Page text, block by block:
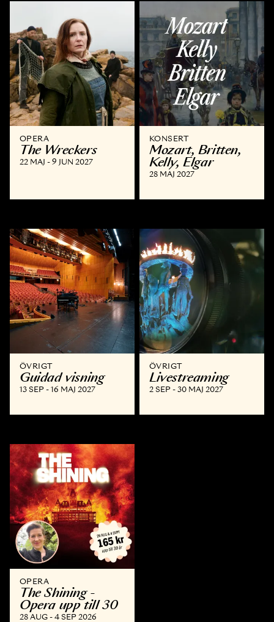
OPERA
The Wreckers
22 MAJ - 9 JUN 2027
KONSERT
Mozart, Britten,
Kelly, Elgar
28 MAJ 2027
ÖVRIGT
Guidad visning
13 SEP - 16 MAJ 2027
ÖVRIGT
Livestreaming
2 SEP - 30 MAJ 2027
OPERA
The Shining -
Opera upp till 30
28 AUG - 4 SEP 2026